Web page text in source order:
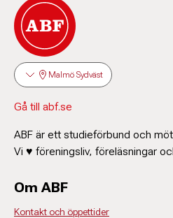
Malmö Sydväst
Gå till abf.se
ABF är ett studieförbund och
Vi ♥ föreningsliv, föreläsningar
Om ABF
Kontakt och öppettider